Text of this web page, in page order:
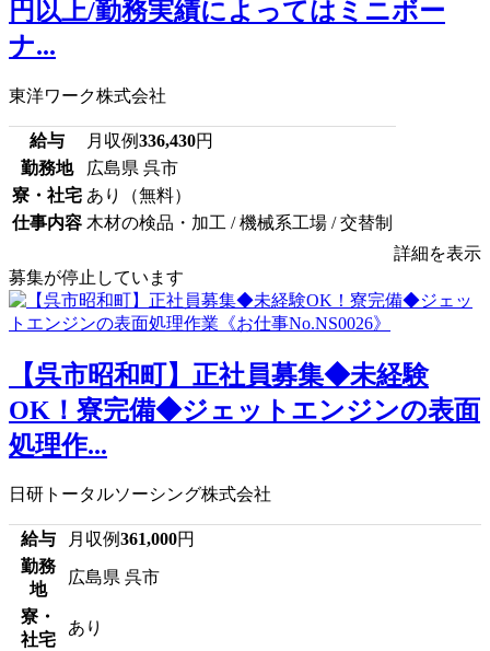
円以上/勤務実績によってはミニボー
ナ...
東洋ワーク株式会社
給与 月収例336,430円
勤務地
広島県 呉市
寮・社宅 あり（無料）
仕事内容 木材の検品・加工 / 機械系工場 / 交替制
詳細を表示
募集が停止しています
【呉市昭和町】正社員募集◆未経験
OK！寮完備◆ジェットエンジンの表面
処理作...
日研トータルソーシング株式会社
給与 月収例361,000円
勤務
地
広島県 呉市
寮・
社宅
あり